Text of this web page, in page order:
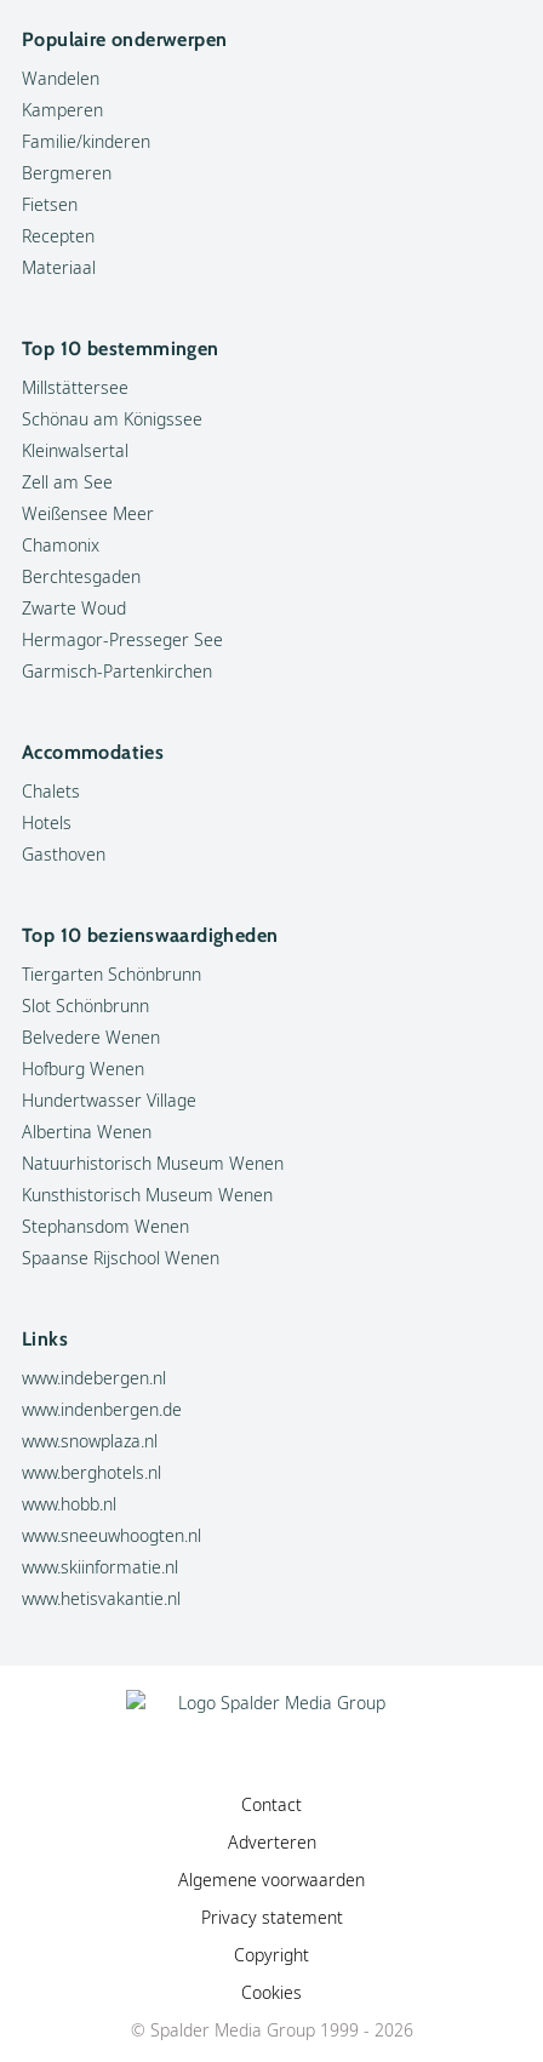
Populaire onderwerpen
Wandelen
Kamperen
Familie/kinderen
Bergmeren
Fietsen
Recepten
Materiaal
Top 10 bestemmingen
Millstättersee
Schönau am Königssee
Kleinwalsertal
Zell am See
Weißensee Meer
Chamonix
Berchtesgaden
Zwarte Woud
Hermagor-Presseger See
Garmisch-Partenkirchen
Accommodaties
Chalets
Hotels
Gasthoven
Top 10 bezienswaardigheden
Tiergarten Schönbrunn
Slot Schönbrunn
Belvedere Wenen
Hofburg Wenen
Hundertwasser Village
Albertina Wenen
Natuurhistorisch Museum Wenen
Kunsthistorisch Museum Wenen
Stephansdom Wenen
Spaanse Rijschool Wenen
Links
www.indebergen.nl
www.indenbergen.de
www.snowplaza.nl
www.berghotels.nl
www.hobb.nl
www.sneeuwhoogten.nl
www.skiinformatie.nl
www.hetisvakantie.nl
Contact
Adverteren
Algemene voorwaarden
Privacy statement
Copyright
Cookies
© Spalder Media Group 1999 - 2026